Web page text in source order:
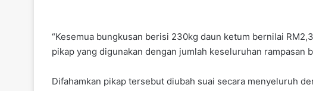
“Kesemua bungkusan berisi 230kg daun ketum bernilai
pikap yang digunakan dengan jumlah keseluruhan rampasan
Difahamkan pikap tersebut diubah suai secara menyeluruh